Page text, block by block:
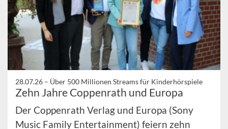
28.07.26 – Über 500 Millionen Streams für Kinderhörspiele
Zehn Jahre Coppenrath und Europa
Der Coppenrath Verlag und Europa (Sony
Music Family Entertainment) feiern zehn